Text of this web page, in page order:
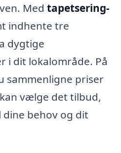
Med tapetsering-
indhente tre
dygtige
i dit lokalområde. På
sammenligne priser
vælge det tilbud,
behov og dit